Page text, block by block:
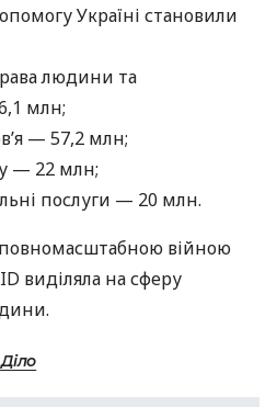
Україні становили
людини та
млн;
— 57,2 млн;
— 22 млн;
послуги — 20 млн.
війною
виділяла на сферу